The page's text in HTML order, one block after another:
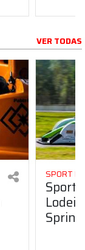
VER TODAS
SPORT
Sport
Sprint